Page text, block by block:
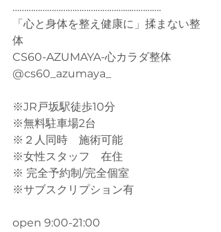
…………………………………………....………….
「心と身体を整え健康に」揉まない整
体
CS60-AZUMAYA-心カラダ整体
@cs60_azumaya_
※JR戸坂駅徒歩10分
※無料駐車場2台
※２人同時　施術可能
※女性スタッフ　在住
※ 完全予約制/完全個室
※サブスクリプション有
open 9:00-21:00